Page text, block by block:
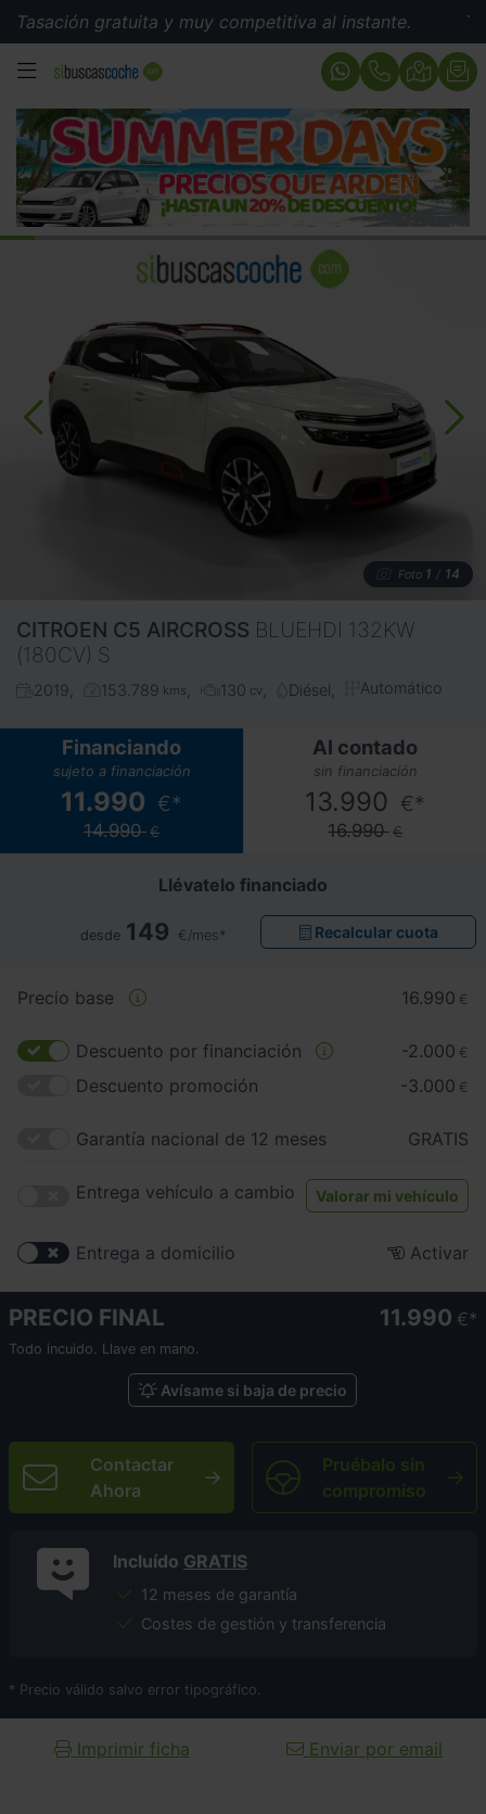
gratuita y muy competitiva al instante. Tasación
MENÚ
Foto 1 / 14
CITROEN C5 AIRCROSS BLUEHDI 132KW
(180CV) S
2019 153.789 kms 130 cv Diésel Automático
Financiando
sujeto a financiación
11.990 €*
14.990 €
Al contado
sin financiación
13.990 €*
16.990 €
Llévatelo financiado
desde 149 €/mes* Recalcular cuota
Precio base 16.990 €
Descuento por financiación -2.000 €
Descuento promoción -3.000 €
Garantía nacional de 12 meses GRATIS
Entrega vehículo a cambio Valorar mi vehículo
Entrega a domicilio Activar
PRECIO FINAL 11.990 €
Todo incuido. Llave en mano.
Avísame si baja de precio
Contactar
Ahora
Pruébalo sin
compromiso
Incluído GRATIS
12 meses de garantía
Costes de gestión y transferencia
* Precio válido salvo error tipográfico.
Imprimir ficha Enviar por email